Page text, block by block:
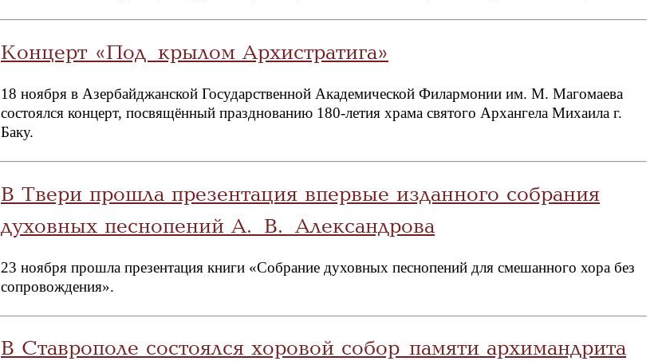
Концерт «Под крылом Архистратига»
18 ноября в Азербайджанской Государственной Академической Филармонии им. М. Магомаева
состоялся концерт, посвящённый празднованию 180-летия храма святого Архангела Михаила г.
Баку.
В Твери прошла презентация впервые изданного собрания
духовных песнопений А. В. Александрова
23 ноября прошла презентация книги «Собрание духовных песнопений для смешанного хора без
сопровождения».
В Ставрополе состоялся хоровой собор памяти архимандрита